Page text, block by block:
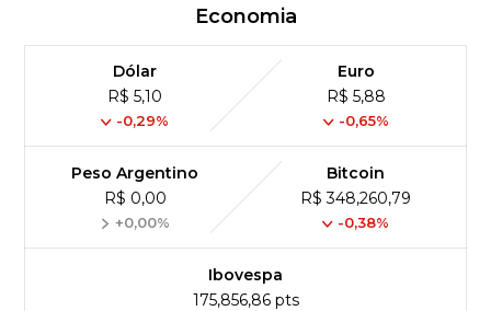
Economia
Dólar
R$ 5,10
-0,29%
Euro
R$ 5,88
-0,65%
Peso Argentino
R$ 0,00
+0,00%
Bitcoin
R$ 348,260,79
-0,38%
Ibovespa
175,856,86 pts